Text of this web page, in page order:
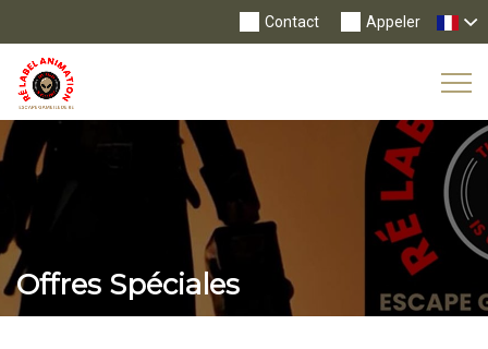
Appeler
Contact
Offres Spéciales